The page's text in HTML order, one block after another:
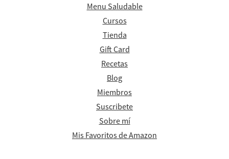
Menu Saludable
Cursos
Tienda
Gift Card
Recetas
Blog
Miembros
Suscribete
Sobre mí
Mis Favoritos de Amazon